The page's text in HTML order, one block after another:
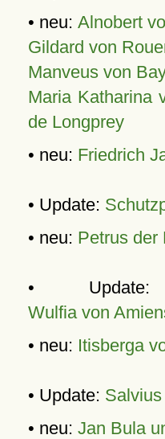
• neu: Alnobert
Gildard von
Manveus von
Maria Katharina
de Longprey
• neu: Friedrich
• Update:
• neu: Petrus der
•
Wulfia von
• neu: Itisberga
• Update:
• neu: Jan Bula